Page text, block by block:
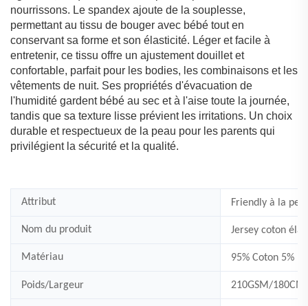
nourrissons. Le spandex ajoute de la souplesse,
permettant au tissu de bouger avec bébé tout en
conservant sa forme et son élasticité. Léger et facile à
entretenir, ce tissu offre un ajustement douillet et
confortable, parfait pour les bodies, les combinaisons et les
vêtements de nuit. Ses propriétés d'évacuation de
l'humidité gardent bébé au sec et à l'aise toute la journée,
tandis que sa texture lisse prévient les irritations. Un choix
durable et respectueux de la peau pour les parents qui
privilégient la sécurité et la qualité.
Attribut Friendly à la
Nom du produit Jersey coton
Matériau 95% Coton 5%
Poids/Largeur 210GSM/180CM